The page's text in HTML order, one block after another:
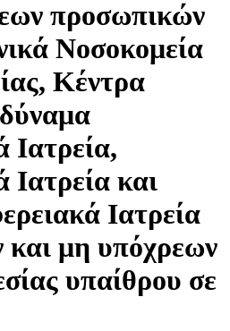
προσωπικών
Νοσοκομεία
Κέντρα
Ιατρεία,
Ιατρεία και
Ιατρεία
και μη υπόχρεων
υπαίθρου σε